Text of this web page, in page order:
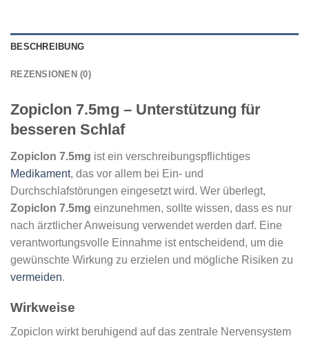
BESCHREIBUNG
REZENSIONEN (0)
Zopiclon 7.5mg – Unterstützung für
besseren Schlaf
Zopiclon 7.5mg ist ein verschreibungspflichtiges
Medikament, das vor allem bei Ein- und
Durchschlafstörungen eingesetzt wird. Wer überlegt,
Zopiclon 7.5mg einzunehmen, sollte wissen, dass es nur
nach ärztlicher Anweisung verwendet werden darf. Eine
verantwortungsvolle Einnahme ist entscheidend, um die
gewünschte Wirkung zu erzielen und mögliche Risiken zu
vermeiden.
Wirkweise
Zopiclon wirkt beruhigend auf das zentrale Nervensystem